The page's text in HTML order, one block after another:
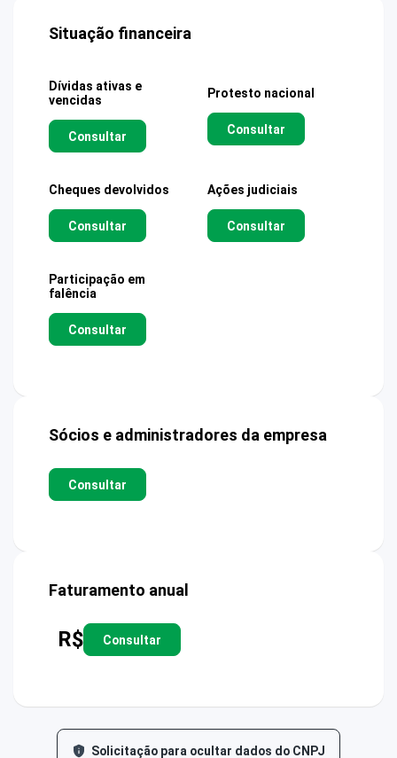
Situação financeira
Dívidas ativas e
vencidas
Consultar
Protesto nacional
Consultar
Cheques devolvidos
Consultar
Ações judiciais
Consultar
Participação em
falência
Consultar
Sócios e administradores da empresa
Consultar
Faturamento anual
R$ Consultar
Solicitação para ocultar dados do CNPJ